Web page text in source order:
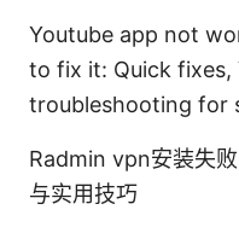
Youtube app not
to fix it: Quick fixes,
troubleshooting for
Radmin vpn安装失
与实用技巧